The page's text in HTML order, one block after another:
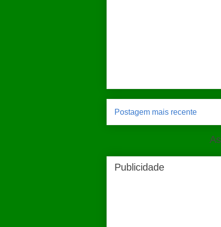
Postagem mais recente
Publicidade